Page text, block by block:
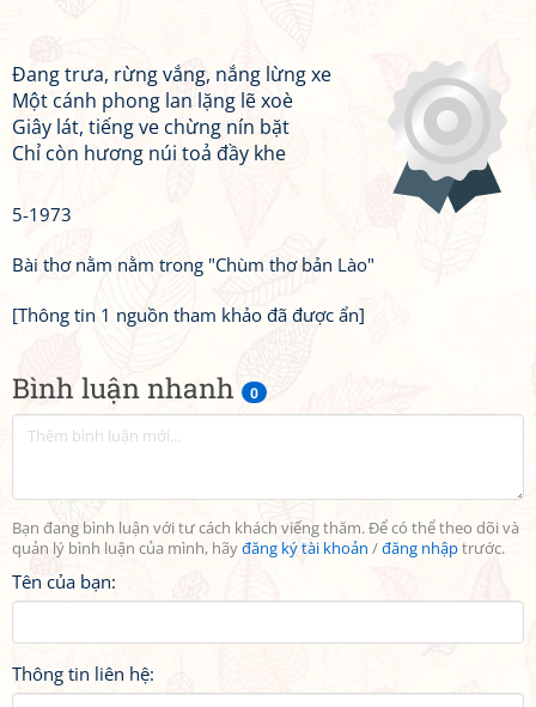
Bình luận nhanh 0
Bạn đang bình luận với tư cách khách viếng thăm. Để có thể theo dõi và
quản lý bình luận của mình, hãyđăng ký tài khoản /đăng nhậptrước.
Tên của bạn:
Thông tin liên hệ:
Đang trưa, rừng vắng, nắng lừng xe
Một cánh phong lan lặng lẽ xoè
Giây lát, tiếng ve chừng nín bặt
Chỉ còn hương núi toả đầy khe
5-1973
Bài thơ nằm nằm trong "Chùm thơ bản Lào"
[Thông tin 1 nguồn tham khảo đã được ẩn]